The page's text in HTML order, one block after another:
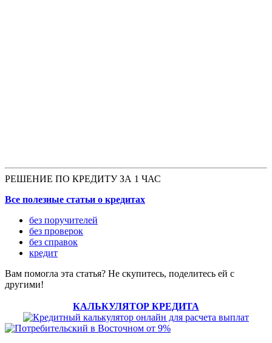
РЕШЕНИЕ ПО КРЕДИТУ ЗА 1 ЧАС
Все полезные статьи о кредитах
без поручителей
без проверок
без справок
кредит
Вам помогла эта статья? Не скупитесь, поделитесь ей с
другими!
КАЛЬКУЛЯТОР КРЕДИТА